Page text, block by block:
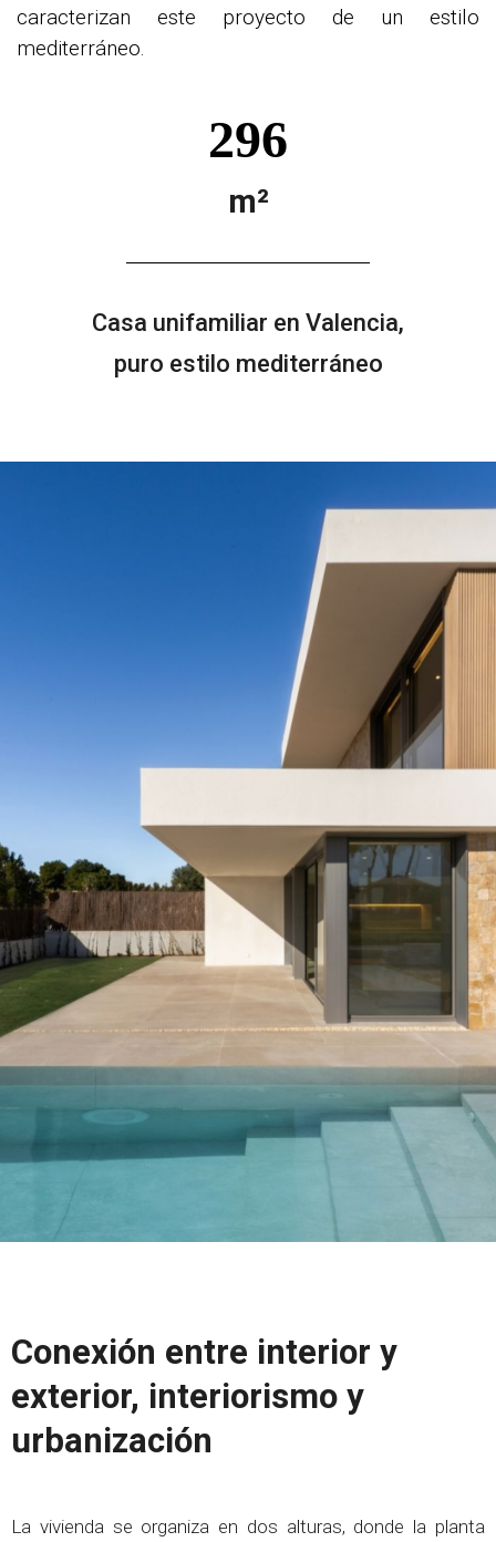
caracterizan este proyecto de un estilo
mediterráneo.
296
m²
Casa unifamiliar en Valencia,
puro estilo mediterráneo
Conexión entre interior y
exterior, interiorismo y
urbanización
La vivienda se organiza en dos alturas, donde la planta